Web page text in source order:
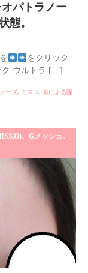
パトラノー
態。
をクリック
ク ウルトラ […]
ーズ, ミスコ, 糸による隆
、Gメッシュ、